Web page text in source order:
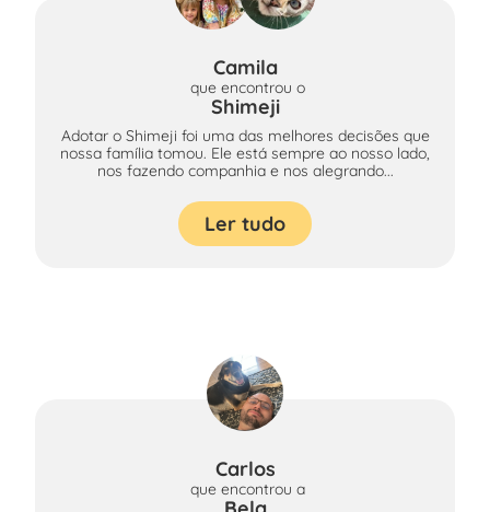
Camila
que encontrou o
Shimeji
Adotar o Shimeji foi uma das melhores decisões que
nossa família tomou. Ele está sempre ao nosso lado,
nos fazendo companhia e nos alegrando...
Ler tudo
Carlos
que encontrou a